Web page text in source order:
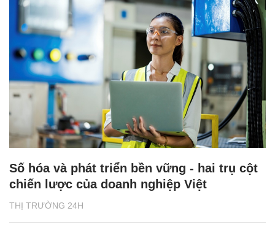
THỊ TRƯỜNG 24H
Số hóa và phát triển bền vững - hai trụ cột
chiến lược của doanh nghiệp Việt